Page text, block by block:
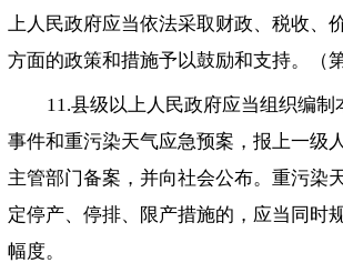
上人民政府应当依法采取财政、税收、
方面的政策和措施予以鼓励和支持。（
11.县级以上人民政府应当组织编
事件和重污染天气应急预案，报上一级
主管部门备案，并向社会公布。重污染
定停产、停排、限产措施的，应当同时
幅度。